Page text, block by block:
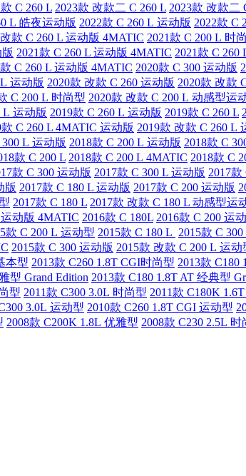
C 260 L 2023款 改款二 C 260 L 2023款 改款二
L 皓夜运动版 2022款 C 260 L 运动版 2022款 C
款 C 260 L 运动版 4MATIC 2021款 C 200 L 时
2021款 C 260 L 运动版 4MATIC 2021款 C 260
C 260 L 运动版 4MATIC 2020款 C 300 运动版
运动版 2020款 改款 C 260 运动版 2020款 改款
C 200 L 时尚型 2020款 改款 C 200 L 动感型运
L 运动版 2019款 C 260 L 运动版 2019款 C 260 L
款 C 260 L 4MATIC 运动版 2019款 改款 C 260 L
300 L 运动版 2018款 C 200 L 运动版 2018款 C
款 C 200 L 2018款 C 200 L 4MATIC 2018款 C
款 C 300 运动版 2017款 C 300 L 运动版 2017款
版 2017款 C 180 L 运动版 2017款 C 200 运动版
2017款 C 180 L 2017款 改款 C 180 L 动感型运
动版 4MATIC 2016款 C 180L 2016款 C 200 运
款 C 200 L 运动型 2015款 C 180 L 2015款 C
2015款 C 300 运动版 2015款 改款 C 200 L 运动
本型 2013款 C260 1.8T CGI时尚型 2013款 C180
型 Grand Edition 2013款 C180 1.8T AT 经典型
型 2011款 C300 3.0L 时尚型 2011款 C180K
3.0L 运动型 2010款 C260 1.8T CGI 运动型
2008款 C200K 1.8L 优雅型 2008款 C230 2.5L 时